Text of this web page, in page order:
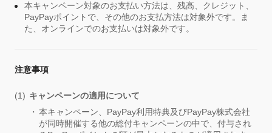
本キャンペーン対象のお支払い方法は、残高、クレジット、
PayPayポイントで、その他のお支払方法は対象外です。ま
た、オンラインでのお支払いは対象外です。
注意事項
キャンペーンの適用について
本キャンペーン、PayPay利用特典及びPayPay株式会社
が同時開催する他の総付キャンペーンの中で、付与され